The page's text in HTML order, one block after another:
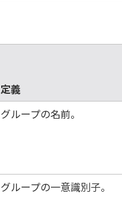
定義
グループの名前。
グループの一意識別子。